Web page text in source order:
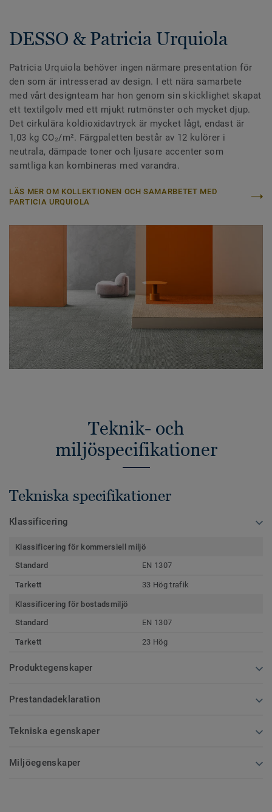
DESSO & Patricia Urquiola
Patricia Urquiola behöver ingen närmare presentation för
den som är intresserad av design. I ett nära samarbete
med vårt designteam har hon genom sin skicklighet skapat
ett textilgolv med ett mjukt rutmönster och mycket djup.
Det cirkulära koldioxidavtryck är mycket lågt, endast är
1,03 kg CO₂/m². Färgpaletten består av 12 kulörer i
neutrala, dämpade toner och ljusare accenter som
samtliga kan kombineras med varandra.
LÄS MER OM KOLLEKTIONEN OCH SAMARBETET MED
PARTICIA URQUIOLA
Teknik- och
miljöspecifikationer
Tekniska specifikationer
Klassificering
Klassificering för kommersiell miljö
Standard
EN 1307
Tarkett 33 Hög trafik
Klassificering för bostadsmiljö
Standard
EN 1307
Tarkett 23 Hög
Produktegenskaper
Prestandadeklaration
Tekniska egenskaper
Miljöegenskaper